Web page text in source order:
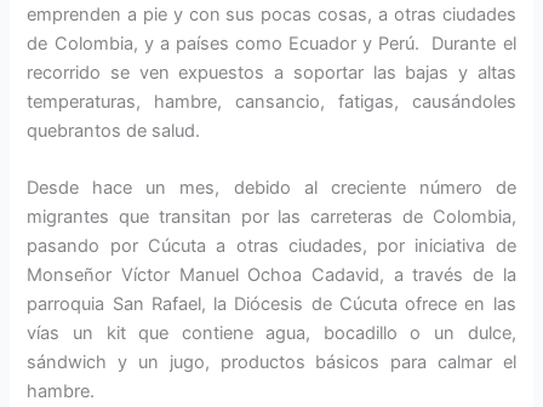
emprenden a pie y con sus pocas cosas, a otras ciudades
de Colombia, y a países como Ecuador y Perú. Durante el
recorrido se ven expuestos a soportar las bajas y altas
temperaturas, hambre, cansancio, fatigas, causándoles
quebrantos de salud.
Desde hace un mes, debido al creciente número de
migrantes que transitan por las carreteras de Colombia,
pasando por Cúcuta a otras ciudades, por iniciativa de
Monseñor Víctor Manuel Ochoa Cadavid, a través de la
parroquia San Rafael, la Diócesis de Cúcuta ofrece en las
vías un kit que contiene agua, bocadillo o un dulce,
sándwich y un jugo, productos básicos para calmar el
hambre.